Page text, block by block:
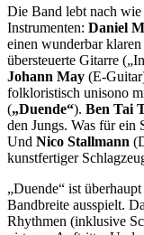
Die Band lebt nach
Instrumenten: Daniel
einen wunderbar
übersteuerte Gitarre
Johann May (E-
folkloristisch unisono
(„Duende“). Ben Tai
den Jungs. Was für ein
Und Nico Stallmann
kunstfertiger
„Duende“ ist
Bandbreite ausspielt.
Rhythmen (inklusive